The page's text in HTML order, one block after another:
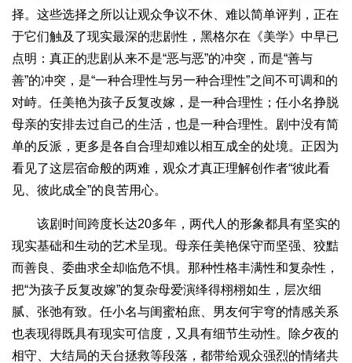
择。这些选择之所以让观众争议不休、难以简单评判，正在
于它们触及了现实最深的悲剧性，黑格尔在《美学》中早已
点明：真正的悲剧从来不是“恶与恶”的冲突，而是“善与
善”的冲突，是“一种合理性与另一种合理性”之间不可调和的
对峙。任美艳为孩子反复改嫁，是一种合理性；任小名挣脱
母亲的安排去过自己的生活，也是一种合理性。剧中没有简
单的反派，更多是各自合理却难以相互成全的处境。正因为
看见了这层宿命般的两难，观众才真正理解创作者“彼此看
见、彼此成全”的良苦用心。
该剧时间跨度长达20多年，两代人的形象都具有坚实的
现实基础和生动的艺术呈现。母亲任美艳保守而坚强、狡黠
而善良、委曲求全却临危不惧。那种性格丰满性和复杂性，
把“为孩子反复改嫁”的复杂母爱演绎得栩栩如生，层次细
腻、张弛有致。任小名与闺蜜柏庶、男友何宇穹的情感关系
也表现得既具有现实可信度，又具有细节生动性。除夕夜的
相守、大结局的天台拯救等段落，都带给观众强烈的情绪共